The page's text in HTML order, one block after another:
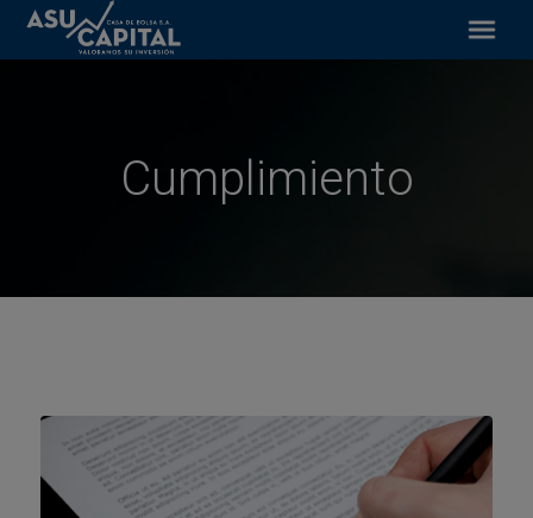
Artículos
Cumplimiento